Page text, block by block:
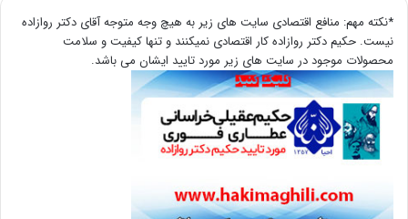
*نکته مهم: منافع اقتصادی سایت های زیر به هیچ وجه متوجه آقای دکتر روازاده
نیست. حکیم دکتر روازاده کار اقتصادی نمیکنند و تنها کیفیت و سلامت
محصولات موجود در سایت های زیر مورد تایید ایشان می باشد.